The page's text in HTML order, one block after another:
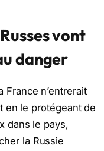
vont
danger
n’entrerait
en le protégeant de
dans le pays,
la Russie